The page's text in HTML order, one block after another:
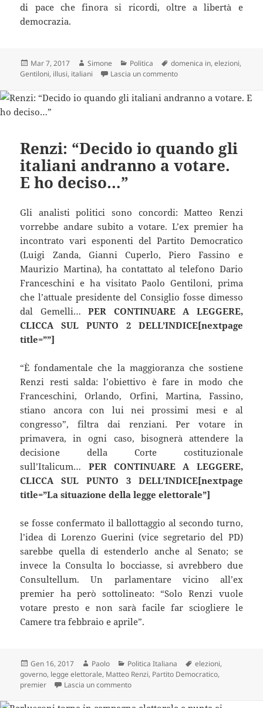
di pace che finora si ricordi, oltre a libertà e
democrazia.
Scritto
il
Mar 7, 2017 Autore
Simone Categorie
Politica Tag
domenica in,elezioni,
Gentiloni, illusi, italiani Lascia un commentosu Gentiloni: “Gli italiani
Renzi: “Decido io quando gli
italiani andranno a votare.
E ho deciso…”
Gli analisti politici sono concordi: Matteo Renzi
vorrebbe andare subito a votare. L’ex premier ha
incontrato vari esponenti del Partito Democratico
(Luigi Zanda, Gianni Cuperlo, Piero Fassino e
Maurizio Martina), ha contattato al telefono Dario
Franceschini e ha visitato Paolo Gentiloni, prima
che l’attuale presidente del Consiglio fosse dimesso
dal Gemelli…PER CONTINUARE A LEGGERE,
CLICCA SUL PUNTO 2 DELL’INDICE[nextpage
title=””]
“È fondamentale che la maggioranza che sostiene
Renzi resti salda: l’obiettivo è fare in modo che
Franceschini, Orlando, Orfini, Martina, Fassino,
stiano ancora con lui nei prossimi mesi e al
congresso”, filtra dai renziani. Per votare in
primavera, in ogni caso, bisognerà attendere la
decisione della Corte costituzionale
sull’Italicum… PER CONTINUARE A LEGGERE,
CLICCA SUL PUNTO 3 DELL’INDICE[nextpage
title=”La situazione della legge elettorale”]
se fosse confermato il ballottaggio al secondo turno,
l’idea di Lorenzo Guerini (vice segretario del PD)
sarebbe quella di estenderlo anche al Senato; se
invece la Consulta lo bocciasse, si avrebbero due
Consultellum. Un parlamentare vicino all’ex
premier ha però sottolineato: “Solo Renzi vuole
votare presto e non sarà facile far sciogliere le
Camere tra febbraio e aprile”.
Scritto
il
Gen 16, 2017 Autore
Paolo Categorie
Politica Italiana Tag
elezioni,
governo, legge elettorale, Matteo Renzi, Partito Democratico,
premier
Lascia un commentosu Renzi: “Decido io quando gli italiani